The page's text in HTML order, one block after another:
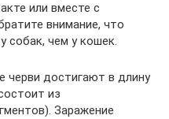
или вместе с
внимание, что
собак, чем у кошек.
черви достигают в длину
из
Заражение